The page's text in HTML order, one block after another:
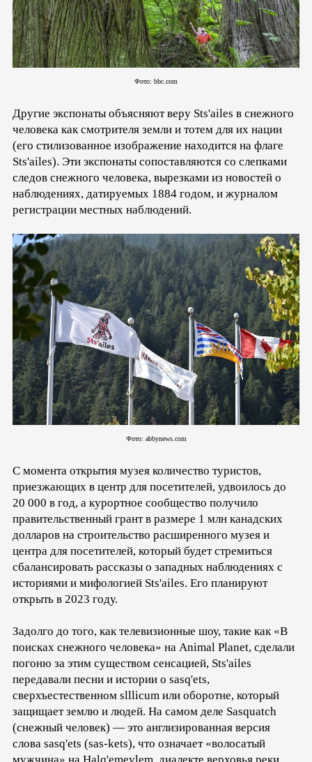
Фото: bbc.com
Другие экспонаты объясняют веру Sts'ailes в снежного
человека как смотрителя земли и тотем для их нации
(его стилизованное изображение находится на флаге
Sts'ailes). Эти экспонаты сопоставляются со слепками
следов снежного человека, вырезками из новостей о
наблюдениях, датируемых 1884 годом, и журналом
регистрации местных наблюдений.
Фото: abbynews.com
С момента открытия музея количество туристов,
приезжающих в центр для посетителей, удвоилось до
20 000 в год, а курортное сообщество получило
правительственный грант в размере 1 млн канадских
долларов на строительство расширенного музея и
центра для посетителей, который будет стремиться
сбалансировать рассказы о западных наблюдениях с
историями и мифологией Sts'ailes. Его планируют
открыть в 2023 году.
Задолго до того, как телевизионные шоу, такие как «В
поисках снежного человека» на Animal Planet, сделали
погоню за этим существом сенсацией, Sts'ailes
передавали песни и истории о sasq'ets,
сверхъестественном slllicum или оборотне, который
защищает землю и людей. На самом деле Sasquatch
(снежный человек) — это англизированная версия
слова sasq'ets (sas-kets), что означает «волосатый